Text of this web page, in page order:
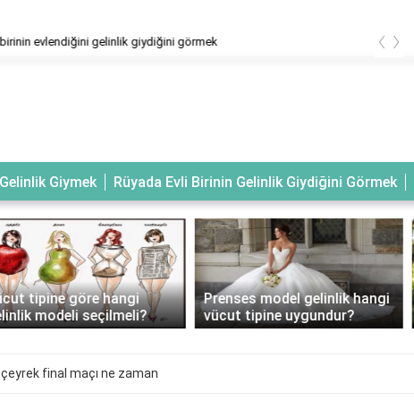
altın takıldığını görmek ‹ ›
Giymek Rüyada Evli Birinin Gelinlik Giydiğini Görmek
model gelinlik hangi
tipine uygundur?
Gelinlik giymeye giderken ne
giyilir?
çeyrek final maçı ne zaman